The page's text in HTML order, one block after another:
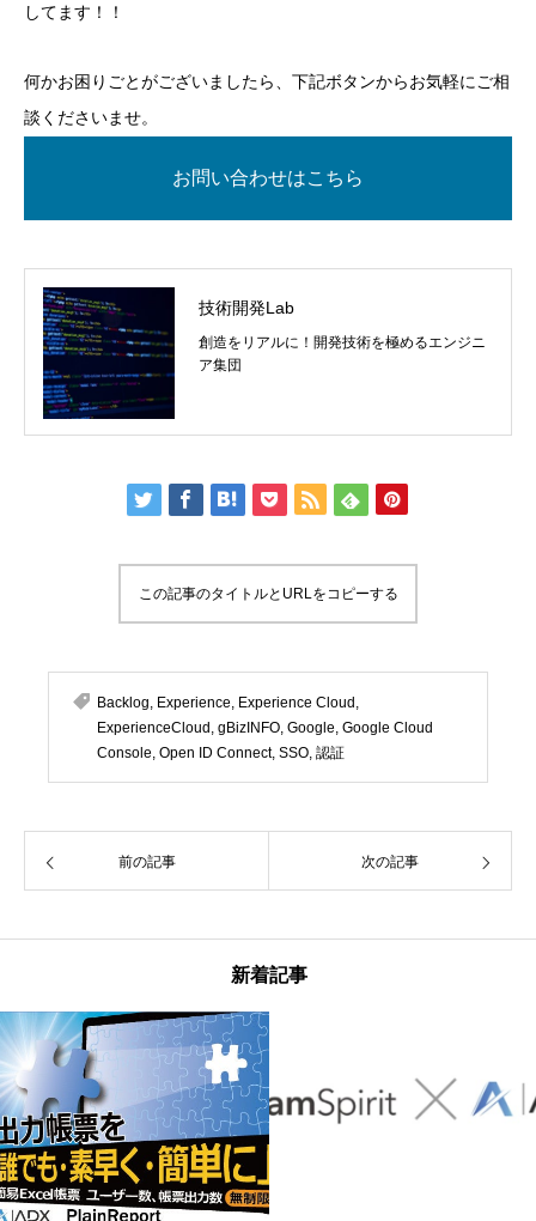
してます！！
何かお困りごとがございましたら、下記ボタンからお気軽にご相
談くださいませ。
お問い合わせはこちら
技術開発Lab
創造をリアルに！開発技術を極めるエンジニ
ア集団
この記事のタイトルとURLをコピーする
Backlog Experience Experience Cloud
ExperienceCloud gBizINFO Google Google Cloud
Console Open ID Connect, SSO 認証
前の記事 次の記事
新着記事